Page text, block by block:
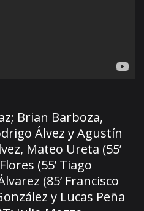
Brian Barboza,
Álvez y Agustín
Mateo Ureta (55’
(55’ Tiago
(85’ Francisco
y Lucas Peña